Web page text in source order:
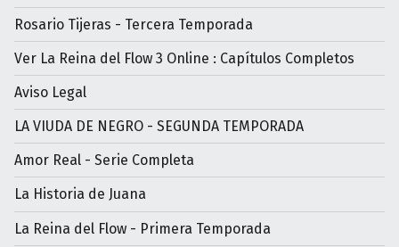
Rosario Tijeras - Tercera Temporada
Ver La Reina del Flow 3 Online : Capítulos Completos
Aviso Legal
LA VIUDA DE NEGRO - SEGUNDA TEMPORADA
Amor Real - Serie Completa
La Historia de Juana
La Reina del Flow - Primera Temporada